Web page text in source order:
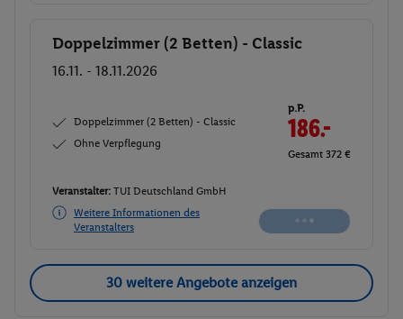
Buchen
Doppelzimmer (2 Betten) - Classic
16.11. - 18.11.2026
Doppelzimmer (2 Betten) - Classic
Ohne Verpflegung
p.P.
208.-
Gesamt 416 €
Veranstalter: TUI Deutschland GmbH
Weitere Informationen des
Veranstalters
Buchen
30 weitere Angebote anzeigen